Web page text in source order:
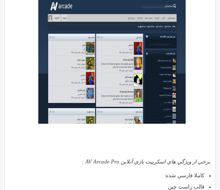
Arcade
Pro اگر
دوست
برخي از ويژگي هاي اسکريپت بازي آنلاين AV Arcade Pro :
کاملا فارسي شده
قالب راست چين